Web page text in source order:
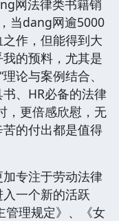
网法律类书籍销
当dang网逾5000
作，但能得到大
的预料，尤其是
论与案例结合、
书、HR必备的法律
，更倍感欣慰，无
的付出都是值得
专注于劳动法律
一个新的活跃
管理规定》、《女